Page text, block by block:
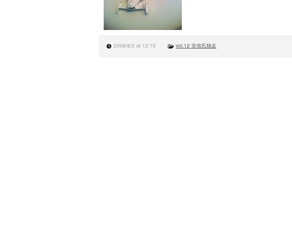
2006/8/2 at 12:15 vol.12 安倍氏独走